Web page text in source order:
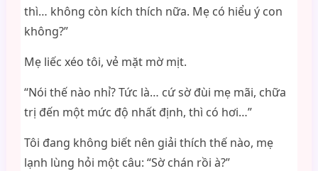
thì… không còn kích thích nữa. Mẹ có hiểu ý con
không?”
Mẹ liếc xéo tôi, vẻ mặt mờ mịt.
“Nói thế nào nhỉ? Tức là… cứ sờ đùi mẹ mãi, chữa
trị đến một mức độ nhất định, thì có hơi…”
Tôi đang không biết nên giải thích thế nào, mẹ
lạnh lùng hỏi một câu: “Sờ chán rồi à?”